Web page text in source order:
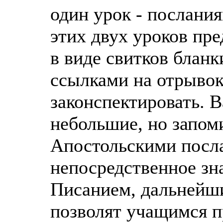
один урок -
этих двух уроков
в виде свитков
ссылками на
небольшие, но
Апостольскими
непосредственное
Писанием,
позволят учащимся